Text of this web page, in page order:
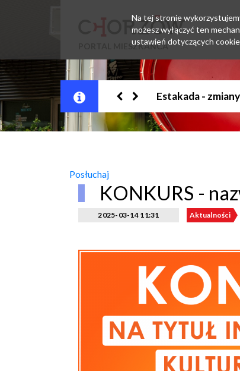
PORTAL MIESZKAŃCA
Jesteśmy w EZD
Posłuchaj
KONKURS -
2025-03-14 11:31 Aktualności
Na tej stronie
możesz wyłączyć ten
ustawień dotyczących